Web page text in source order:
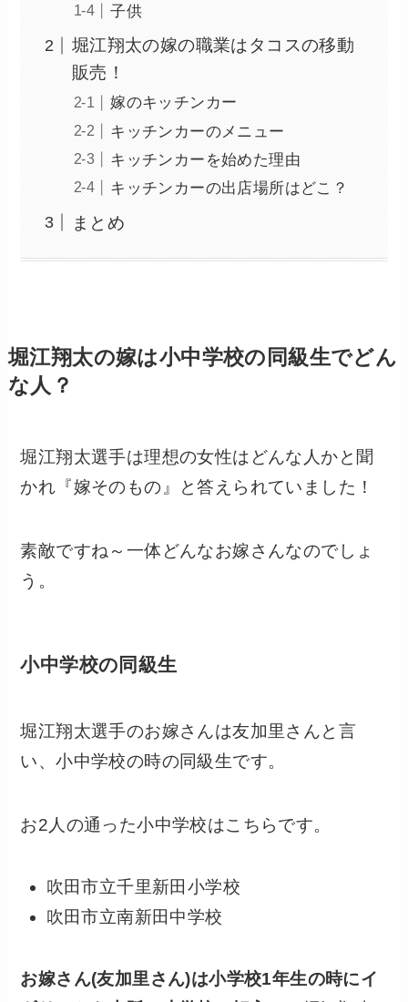
子供
堀江翔太の嫁の職業はタコスの移動
販売！
嫁のキッチンカー
キッチンカーのメニュー
キッチンカーを始めた理由
キッチンカーの出店場所はどこ？
まとめ
堀江翔太の嫁は小中学校の同級生でどん
な人？
堀江翔太選手は理想の女性はどんな人かと聞
かれ『嫁そのもの』と答えられていました！
素敵ですね～一体どんなお嫁さんなのでしょ
う。
小中学校の同級生
堀江翔太選手のお嫁さんは友加里さんと言
い、小中学校の時の同級生です。
お2人の通った小中学校はこちらです。
吹田市立千里新田小学校
吹田市立南新田中学校
お嫁さん(友加里さん)は小学校1年生の時にイ